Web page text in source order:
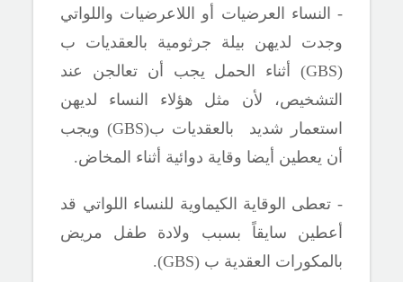
- النساء العرضيات أو اللاعرضيات واللواتي
وجدت لديهن بيلة جرثومية بالعقديات ب
(
GBS) أثناء الحمل يجب أن تعالجن عند
التشخيص، لأن مثل هؤلاء النساء لديهن
استعمار شديد بالعقديات ب(GBS) ويجب
أن يعطين أيضا وقاية دوائية أثناء المخاض.
- تعطى الوقاية الكيماوية للنساء اللواتي قد
أعطين سايقاً بسبب ولادة طفل مريض
بالمكورات العقدية ب (GBS
).